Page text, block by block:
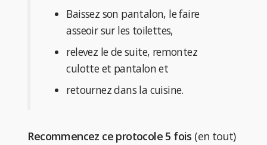
Baissez son pantalon, le faire
asseoir sur les toilettes,
relevez le de suite, remontez
culotte et pantalon et
retournez dans la cuisine.
Recommencez ce protocole 5 fois (en tout)